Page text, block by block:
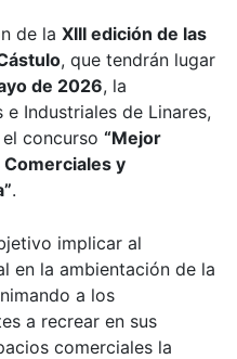
de la XIII edición de las
, que tendrán lugar
de 2026, la
Industriales de Linares,
concurso “Mejor
y
.
implicar al
en la ambientación de la
a los
a recrear en sus
comerciales la